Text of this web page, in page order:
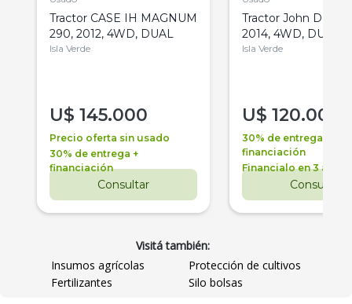
Tractor CASE IH MAGNUM
290, 2012, 4WD, DUAL
Isla Verde
U$ 145.000
Precio oferta sin usado
30% de entrega +
financiación
Consultar
Tractor John Deere
2014, 4WD, DUAL
Isla Verde
U$ 120.000
30% de entrega +
financiación
Financialo en 3 años
Consultar
Visitá también:
Insumos agrícolas
Protección de cultivos
Fertilizantes
Silo bolsas